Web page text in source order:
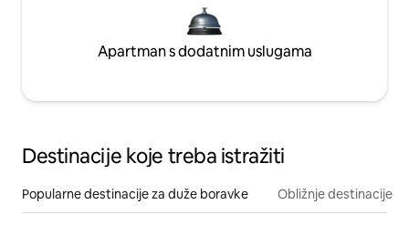
Apartman s dodatnim uslugama
Destinacije koje treba istražiti
Popularne destinacije za duže boravke Obližnje destinacije